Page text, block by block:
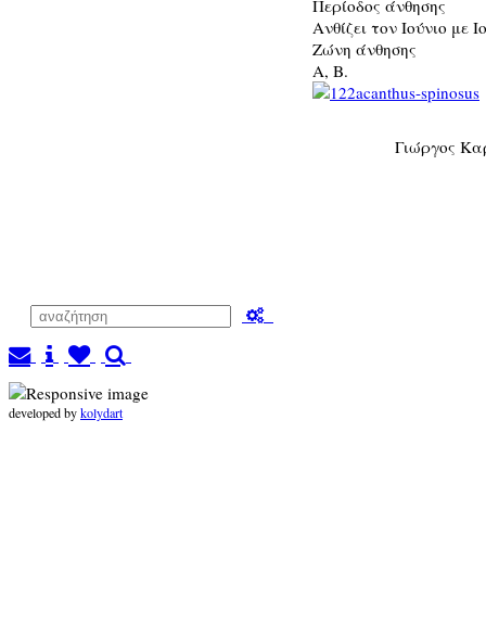
Περίοδος άνθησης
Ανθίζει τον Ιούνιο με
Ζώνη άνθησης
Α, Β.
Γιώργος
developed bykolydart